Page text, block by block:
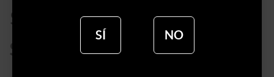
$
$
SÍ NO